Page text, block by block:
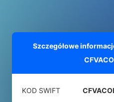
Szczegółowe
KOD SWIFT